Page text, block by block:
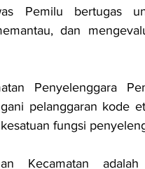
Pemilu bertugas
dan
Penyelenggara
pelanggaran kode
fungsi
Kecamatan